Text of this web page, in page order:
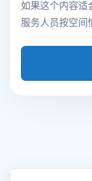
如果这个内容适
服务人员按空间